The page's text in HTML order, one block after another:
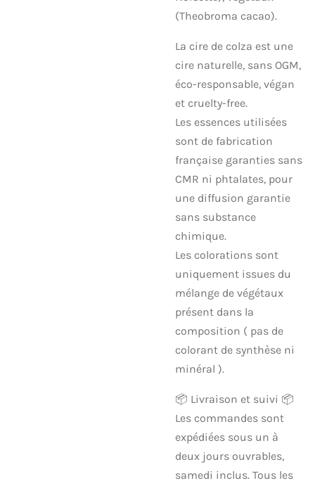
(Theobroma cacao).
La cire de colza est une
cire naturelle, sans OGM,
éco-responsable, végan
et cruelty-free.
Les essences utilisées
sont de fabrication
française garanties sans
CMR ni phtalates, pour
une diffusion garantie
sans substance
chimique.
Les colorations sont
uniquement issues du
mélange de végétaux
présent dans la
composition ( pas de
colorant de synthèse ni
minéral ).
📦 Livraison et suivi 📦
Les commandes sont
expédiées sous un à
deux jours ouvrables,
samedi inclus. Tous les